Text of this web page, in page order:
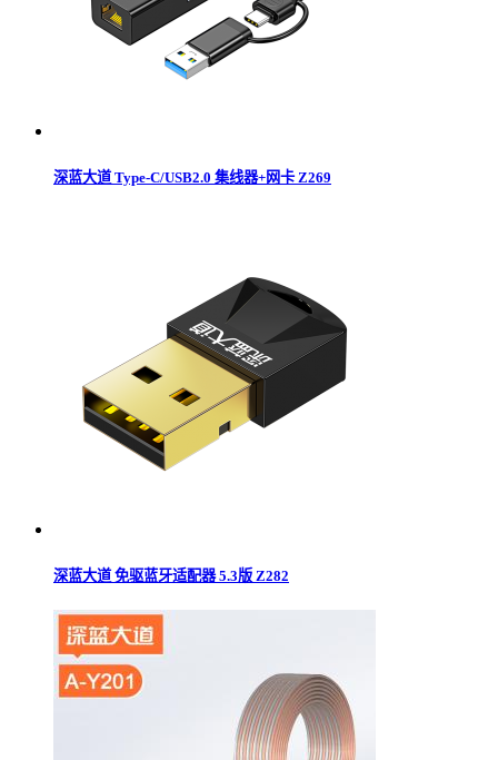
深蓝大道 Type-C/USB2.0 集线器+网卡 Z269
深蓝大道 免驱蓝牙适配器 5.3版 Z282